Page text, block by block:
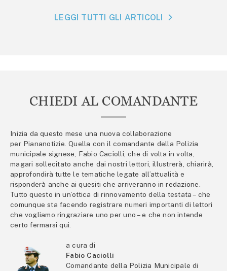
LEGGI TUTTI GLI ARTICOLI
CHIEDI AL COMANDANTE
Inizia da questo mese una nuova collaborazione
per Piananotizie. Quella con il comandante della Polizia
municipale signese, Fabio Caciolli, che di volta in volta,
magari sollecitato anche dai nostri lettori, illustrerà, chiarirà,
approfondirà tutte le tematiche legate all’attualità e
risponderà anche ai quesiti che arriveranno in redazione.
Tutto questo in un’ottica di rinnovamento della testata – che
comunque sta facendo registrare numeri importanti di lettori
che vogliamo ringraziare uno per uno – e che non intende
certo fermarsi qui.
a cura di
Fabio Caciolli
Comandante della Polizia Municipale di